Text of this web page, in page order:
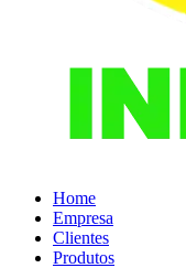
Home
Empresa
Clientes
Produtos